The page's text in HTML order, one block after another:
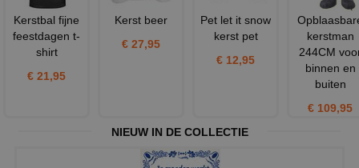
Kerstbal fijne
feestdagen t-
shirt
€ 21,95
Kerst beer
€ 27,95
Pet let it snow
kerst pet
€ 12,95
kerstman
244CM
binnen en
buiten
€ 109,95
NIEUW IN DE COLLECTIE